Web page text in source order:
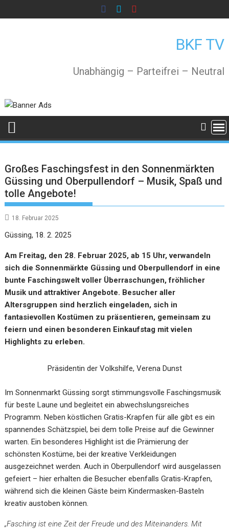
to
BKF TV
Unabhängig – Parteifrei – Neutral
Großes Faschingsfest in den Sonnenmärkten
Güssing und Oberpullendorf – Musik, Spaß und
tolle Angebote!
18. Februar 2025
Güssing, 18. 2. 2025
Am Freitag, den 28. Februar 2025, ab 15 Uhr, verwandeln
sich die Sonnenmärkte Güssing und Oberpullendorf in eine
bunte Faschingswelt voller Überraschungen, fröhlicher
Musik und attraktiver Angebote. Besucher aller
Altersgruppen sind herzlich eingeladen, sich in
fantasievollen Kostümen zu präsentieren, gemeinsam zu
feiern und einen besonderen Einkaufstag mit vielen
Highlights zu erleben.
Präsidentin der Volkshilfe, Verena Dunst
Im Sonnenmarkt Güssing sorgt stimmungsvolle Faschingsmusik
für beste Laune und begleitet ein abwechslungsreiches
Programm. Neben köstlichen Gratis-Krapfen für alle gibt es ein
spannendes Schätzspiel, bei dem tolle Preise auf die Gewinner
warten. Ein besonderes Highlight ist die Prämierung der
schönsten Kostüme, bei der kreative Verkleidungen
ausgezeichnet werden. Auch in Oberpullendorf wird ausgelassen
gefeiert – hier erhalten die Besucher ebenfalls Gratis-Krapfen,
während sich die kleinen Gäste beim Kindermasken-Basteln
kreativ austoben können.
„Fasching ist eine Zeit der Freude und des Miteinanders. Mit